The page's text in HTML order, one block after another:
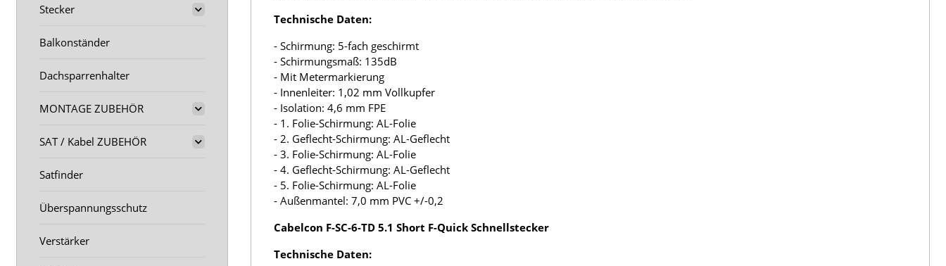
Technische Daten:
- Schirmung: 5-fach geschirmt
- Schirmungsmaß: 135dB
- Mit Metermarkierung
- Innenleiter: 1,02 mm Vollkupfer
- Isolation: 4,6 mm FPE
- 1. Folie-Schirmung: AL-Folie
- 2. Geflecht-Schirmung: AL-Geflecht
- 3. Folie-Schirmung: AL-Folie
- 4. Geflecht-Schirmung: AL-Geflecht
- 5. Folie-Schirmung: AL-Folie
- Außenmantel: 7,0 mm PVC +/-0,2
Cabelcon F-SC-6-TD 5.1 Short F-Quick Schnellstecker
Technische Daten:
Stecker
Balkonständer
Dachsparrenhalter
MONTAGE ZUBEHÖR
SAT / Kabel ZUBEHÖR
Satfinder
Überspannungsschutz
Verstärker